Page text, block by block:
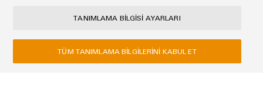
Avantajları birleştirin
TANIMLAMA BILGISI AYARLARI
TÜM TANIMLAMA BILGILERINI KABUL ET